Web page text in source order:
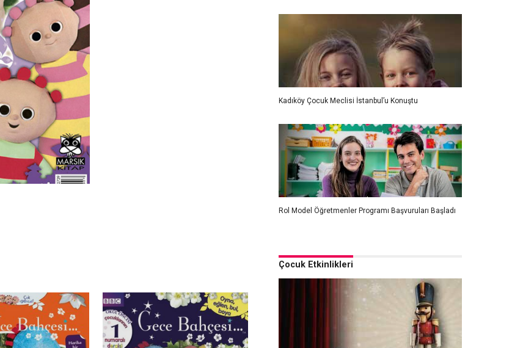
Kadıköy Çocuk Meclisi İstanbul’u Konuştu
Rol Model Öğretmenler Programı Başvuruları Başladı
Çocuk Etkinlikleri